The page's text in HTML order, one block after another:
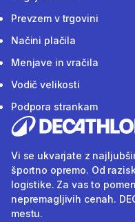
Prevzem v trgovini
Načini plačila
Menjave in vračila
Vodič velikosti
Podpora strankam
Vi se ukvarjate z
športno opremo. Od
logistike. Za vas to
nepremagljivih cenah.
mestu.